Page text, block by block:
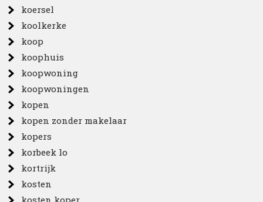
koersel
koolkerke
koop
koophuis
koopwoning
koopwoningen
kopen
kopen zonder makelaar
kopers
korbeek lo
kortrijk
kosten
kosten koper